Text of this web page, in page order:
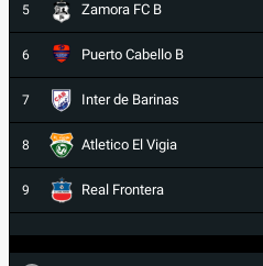
5 Zamora FC B
6 Puerto Cabello B
7 Inter de Barinas
8 Atletico El Vigia
9 Real Frontera